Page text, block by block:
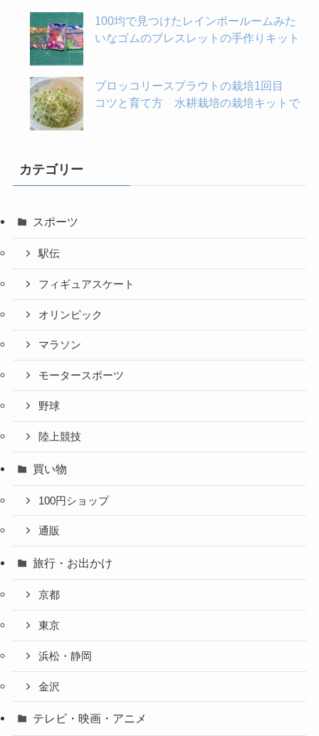
100均で見つけたレインボールームみた
いなゴムのブレスレットの手作りキット
ブロッコリースプラウトの栽培1回目
コツと育て方 水耕栽培の栽培キットで
カテゴリー
スポーツ
駅伝
フィギュアスケート
オリンピック
マラソン
モータースポーツ
野球
陸上競技
買い物
100円ショップ
通販
旅行・お出かけ
京都
東京
浜松・静岡
金沢
テレビ・映画・アニメ